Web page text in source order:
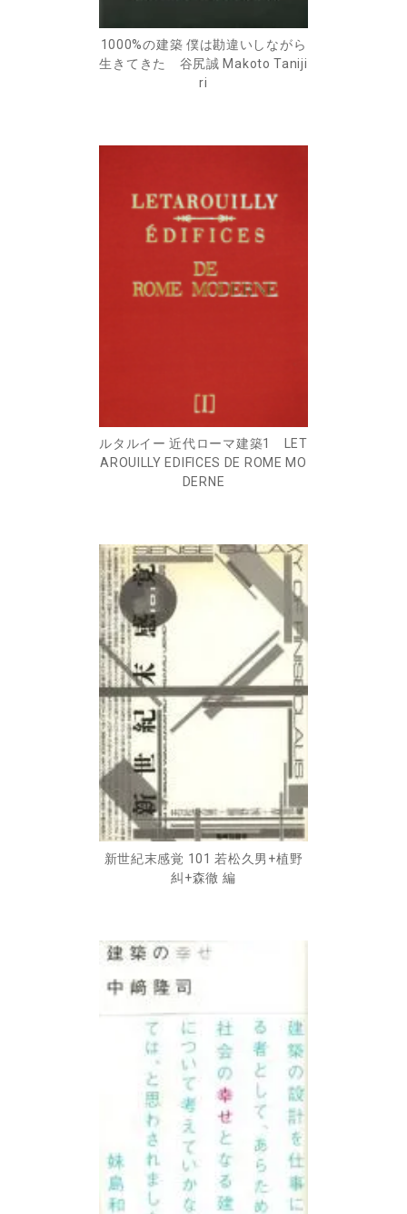
1000%の建築 僕は勘違いしながら
生きてきた 谷尻誠 Makoto Taniji
ri
ルタルイー 近代ローマ建築1 LET
AROUILLY EDIFICES DE ROME MO
DERNE
新世紀末感覚 101 若松久男+植野
糾+森徹 編